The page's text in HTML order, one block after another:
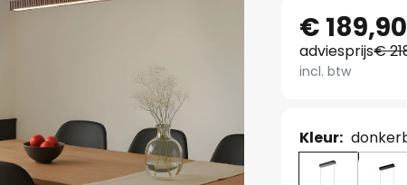
€ 189,90
adviesprijs€
incl. btw
Kleur: